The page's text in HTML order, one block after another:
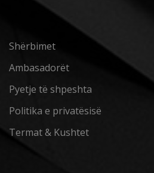
Shërbimet
Ambasadorët
Pyetje të shpeshta
Politika e privatësisë
Termat & Kushtet